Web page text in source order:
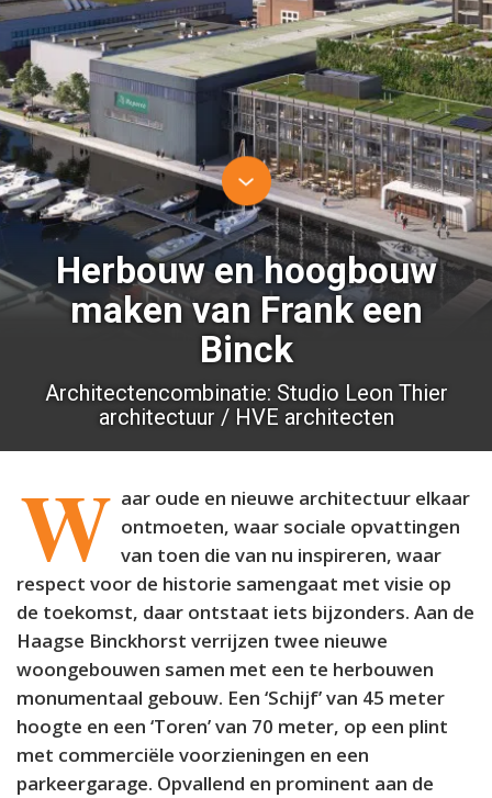
Herbouw en hoogbouw
maken van Frank een
Binck
Architectencombinatie: Studio Leon Thier
architectuur / HVE architecten
W aar oude en nieuwe architectuur elkaar
ontmoeten, waar sociale opvattingen
van toen die van nu inspireren, waar
respect voor de historie samengaat met visie op
de toekomst, daar ontstaat iets bijzonders. Aan de
Haagse Binckhorst verrijzen twee nieuwe
woongebouwen samen met een te herbouwen
monumentaal gebouw. Een ‘Schijf’ van 45 meter
hoogte en een ‘Toren’ van 70 meter, op een plint
met commerciële voorzieningen en een
parkeergarage. Opvallend en prominent aan de